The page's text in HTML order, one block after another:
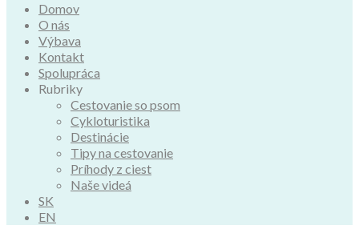
Domov
O nás
Výbava
Kontakt
Spolupráca
Rubriky
Cestovanie so psom
Cykloturistika
Destinácie
Tipy na cestovanie
Príhody z ciest
Naše videá
SK
EN